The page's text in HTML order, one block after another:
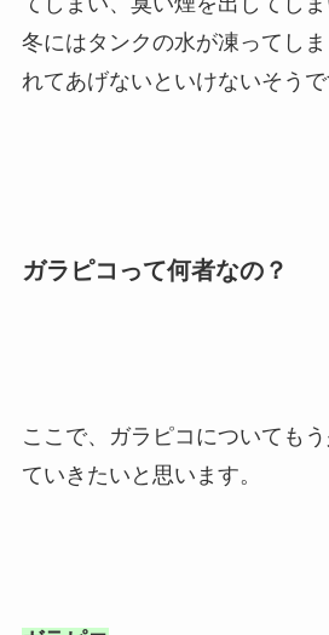
冬にはタンクの水が凍ってし
れてあげないといけないそうで
ガラピコって何者なの？
ここで、ガラピコについても
ていきたいと思います。